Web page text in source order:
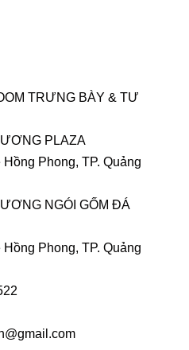
TRƯNG BÀY & TƯ
PLAZA
Hồng Phong, TP. Quảng
NGÓI GỐM ĐÁ
Hồng Phong, TP. Quảng